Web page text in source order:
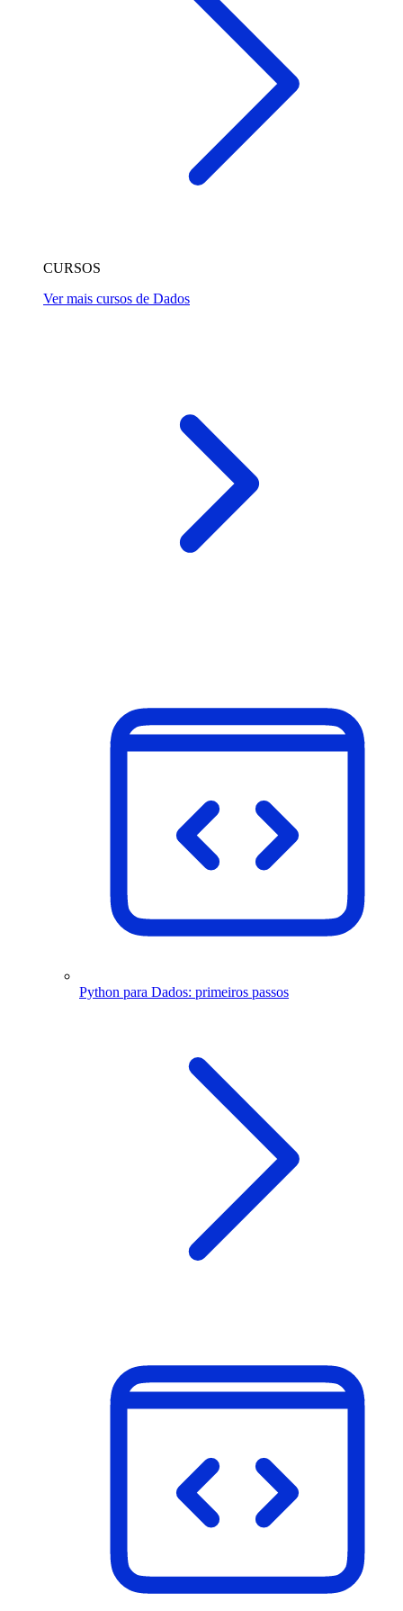
CURSOS
Ver mais cursos de Dados
Python para Dados: primeiros passos